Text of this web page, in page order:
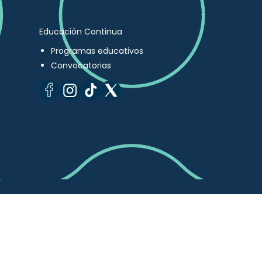
Educación Continua
Programas educativos
Convocatorias